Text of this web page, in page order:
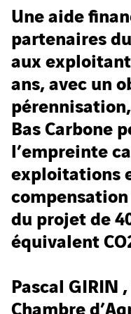
Une aide
partenaires
aux
ans, avec un
Bas Carbone
l’empreinte
exploitations
du projet de
équivalent
Pascal GIRIN
Chambre